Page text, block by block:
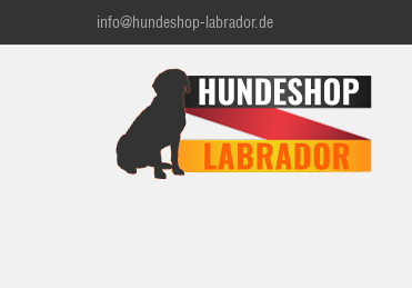
info@hundeshop-labrador.de